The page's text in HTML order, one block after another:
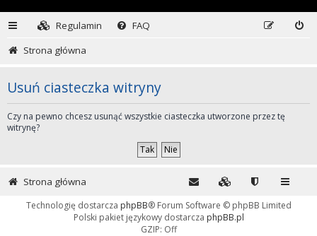
Regulamin
FAQ
Strona główna
Usuń ciasteczka witryny
Czy na pewno chcesz usunąć wszystkie ciasteczka utworzone przez tę
witrynę?
Strona główna
Technologię dostarcza phpBB® Forum Software © phpBB Limited
Polski pakiet językowy dostarcza phpBB.pl
GZIP: Off